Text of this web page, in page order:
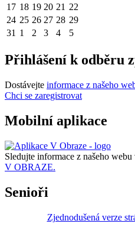
17 18 19 20 21 22
24 25 26 27 28 29
31 1 2 3 4 5
Přihlášení k odběru
Dostávejte informace z našeho
Chci se zaregistrovat
Mobilní aplikace
Sledujte informace z našeho webu
V OBRAZE.
Senioři
Zjednodušená verze